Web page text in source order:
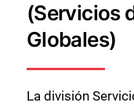
(Servicios
Globales)
La división